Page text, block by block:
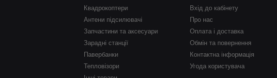
Квадрокоптери
Антени підсилювачі
Запчастини та аксесуари
Зарадні станції
Павербанки
Тепловізори
Вхід до кабінету
Про нас
Оплата і доставка
Обмін та повернення
Контактна інформація
Угода користувача